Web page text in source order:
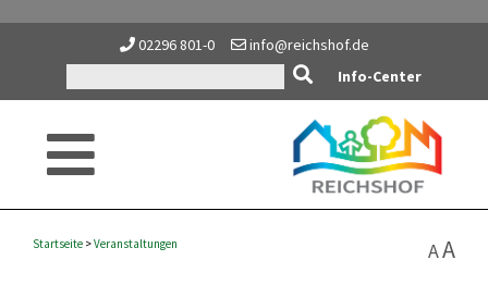
02296 801-0
info@reichshof.de
Info-Center
AA
Startseite >Veranstaltungen